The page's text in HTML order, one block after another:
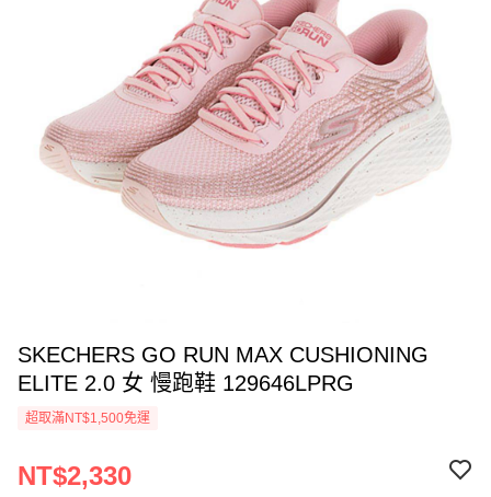
SKECHERS GO RUN MAX CUSHIONING
ELITE 2.0 女 慢跑鞋 129646LPRG
超取滿NT$1,500免運
NT$2,330